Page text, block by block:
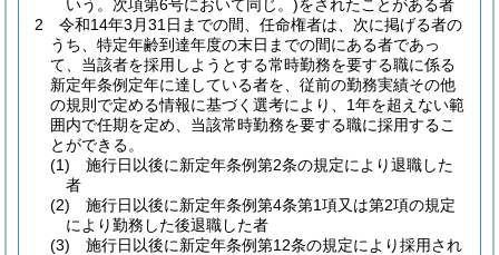
いう。次項第6号において同じ。)をされたことがある者
2
令和14年3月31日までの間、任命権者は、次に掲げる者の
うち、特定年齢到達年度の末日までの間にある者であっ
て、当該者を採用しようとする常時勤務を要する職に係る
新定年条例定年に達している者を、従前の勤務実績その他
の規則で定める情報に基づく選考により、1年を超えない範
囲内で任期を定め、当該常時勤務を要する職に採用するこ
とができる。
(1)
施行日以後に新定年条例第2条の規定により退職した
者
(2)
施行日以後に新定年条例第4条第1項又は第2項の規定
により勤務した後退職した者
(3)
施行日以後に新定年条例第12条の規定により採用され